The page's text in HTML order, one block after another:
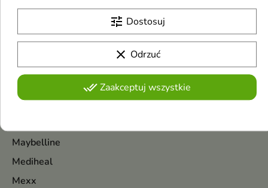
Maison Francis Kurkdjian
Mancera
Marc Jacobs
Marion
Mary&May
Maybelline
Mediheal
Mexx
tune Dostosuj
clear Odrzuć
done_allZaakceptuj wszystkie